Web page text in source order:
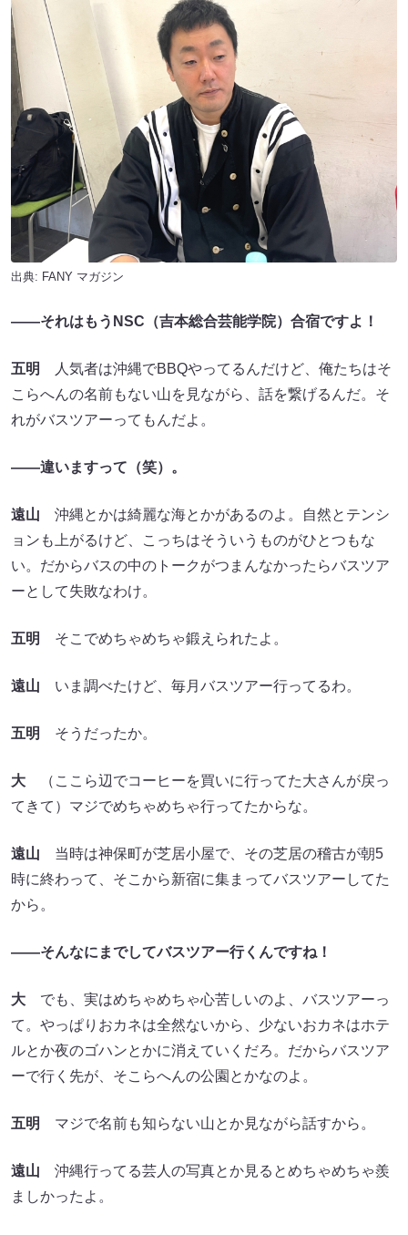
出典: FANY マガジン
――それはもう NSC （吉本総合芸能学院） 合宿ですよ！
五明
人気者は沖縄でBBQやってるんだけど、俺たちはそ
こらへんの名前もない山を見ながら、話を繋げるんだ。そ
れがバスツアーってもんだよ。
――違いますって （笑）。
遠山 沖縄とかは綺麗な海とかがあるのよ。自然とテンシ
ョンも上がるけど、こっちはそういうものがひとつもな
い。だからバスの中のトークがつまんなかったらバスツア
ーとして失敗なわけ。
五明 そこでめちゃめちゃ鍛えられたよ。
遠山 いま調べたけど、毎月バスツアー行ってるわ。
五明 そうだったか。
大 （ここら辺でコーヒーを買いに行ってた大さんが戻っ
てきて）マジでめちゃめちゃ行ってたからな。
遠山 当時は神保町が芝居小屋で、その芝居の稽古が朝5
時に終わって、そこから新宿に集まってバスツアーしてた
から。
――そんなにまでしてバスツアー行くんですね！
大 でも、実はめちゃめちゃ心苦しいのよ、バスツアーっ
て。やっぱりおカネは全然ないから、少ないおカネはホテ
ルとか夜のゴハンとかに消えていくだろ。だからバスツア
ーで行く先が、そこらへんの公園とかなのよ。
五明 マジで名前も知らない山とか見ながら話すから。
遠山 沖縄行ってる芸人の写真とか見るとめちゃめちゃ羨
ましかったよ。